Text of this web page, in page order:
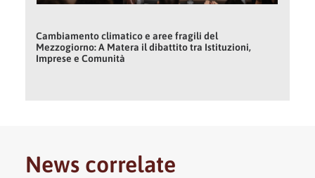
Cambiamento climatico e aree fragili del
Mezzogiorno: A Matera il dibattito tra Istituzioni,
Imprese e Comunità
News correlate